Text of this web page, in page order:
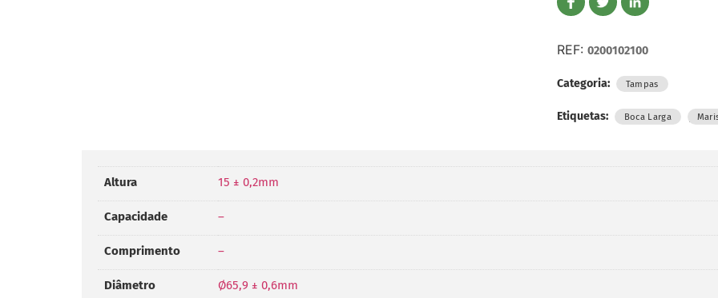
REF: 0200102100
Categoria: Tampas
Etiquetas: Boca Larga ,
Altura 15 ± 0,2mm
Capacidade –
Comprimento –
Diâmetro Ø65,9 ± 0,6mm